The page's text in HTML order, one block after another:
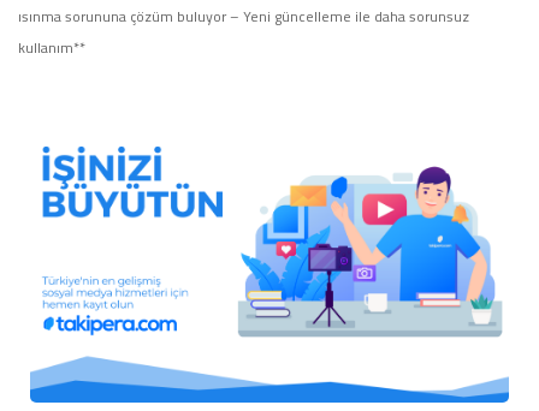
ısınma sorununa çözüm buluyor – Yeni güncelleme ile daha sorunsuz
kullanım**